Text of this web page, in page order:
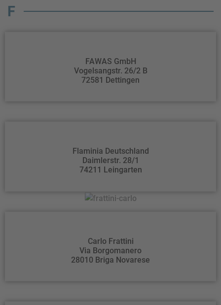
F
FAWAS GmbH
Vogelsangstr. 26/2 B
72581 Dettingen
Flaminia Deutschland
Daimlerstr. 28/1
74211 Leingarten
Carlo Frattini
Via Borgomanero
28010 Briga Novarese